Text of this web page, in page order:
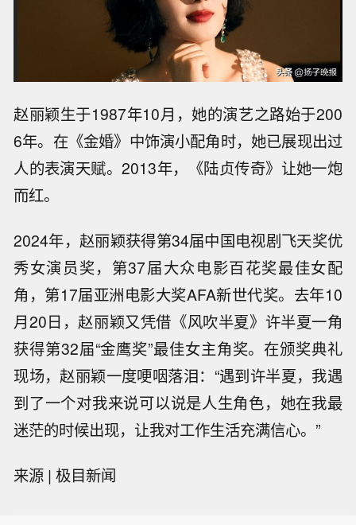
赵丽颖生于1987年10月，她的演艺之路始于200
6年。在《金婚》中饰演小配角时，她已展现出过
人的表演天赋。2013年，《陆贞传奇》让她一炮
而红。
2024年，赵丽颖获得第34届中国电视剧飞天奖优
秀女演员奖，第37届大众电影百花奖最佳女配
角，第17届亚洲电影大奖AFA新世代奖。去年10
月20日，赵丽颖又凭借《风吹半夏》许半夏一角
获得第32届“金鹰奖”最佳女主角奖。在颁奖典礼
现场，赵丽颖一度哽咽落泪：“遇到许半夏，我遇
到了一个对我来说可以说是人生角色，她在我最
迷茫的时候出现，让我对工作生活充满信心。”
来源 | 极目新闻议以附函形式达成，而非写入更新后的